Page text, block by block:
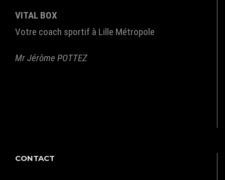
VITAL BOX
Votre coach sportif à Lille Métropole
Mr Jérôme POTTEZ
CONTACT